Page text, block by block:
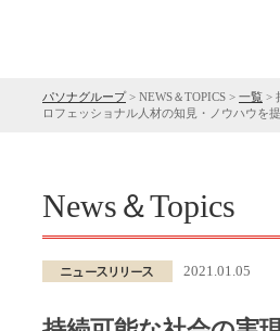
パソナグループ> NEWS＆TOPICS > 一覧 >
ロフェッショナル人材の知見・ノウハウを
News＆Topics
2021.01.05